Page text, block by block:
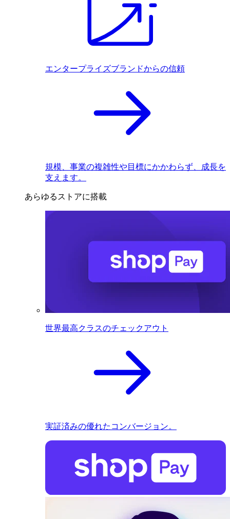
エンタープライズブランドからの信頼
規模、事業の複雑性や目標にかかわらず、成長を
支えます。
あらゆるストアに搭載
世界最高クラスのチェックアウト
実証済みの優れたコンバージョン。